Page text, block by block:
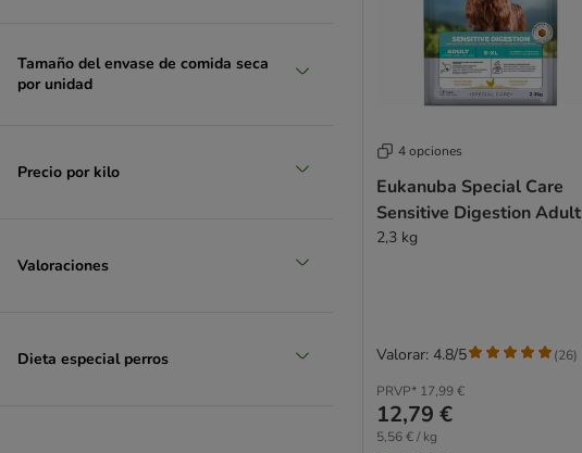
Tamaño del envase de comida seca
por unidad
Precio por kilo
Valoraciones
Dieta especial perros
4 opciones
Eukanuba Special Care
Sensitive Digestion Adult
2,3 kg
PRVP* 17,99 €
12,79 €
5,56 € / kg
Valorar: 4.8/5 (26)